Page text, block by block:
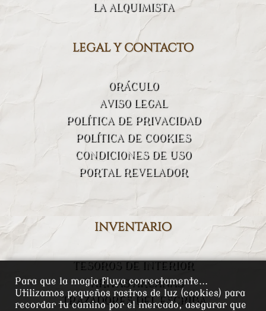
LA ALQUIMISTA
legal y contacto
ORÁCULO
AVISO LEGAL
POLÍTICA DE PRIVACIDAD
POLÍTICA DE COOKIES
CONDICIONES DE USO
PORTAL REVELADOR
inventario
TESOROS DE INTERIOR
VARITAS ARCANAS
TRAZADORES DEL ESCRIBA
Para que la magia fluya correctamente...
Utilizamos pequeños rastros de luz (cookies) para
recordar tu camino por el mercado, asegurar que